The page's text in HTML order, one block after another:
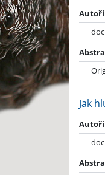
Autoři
Jak
Autoři